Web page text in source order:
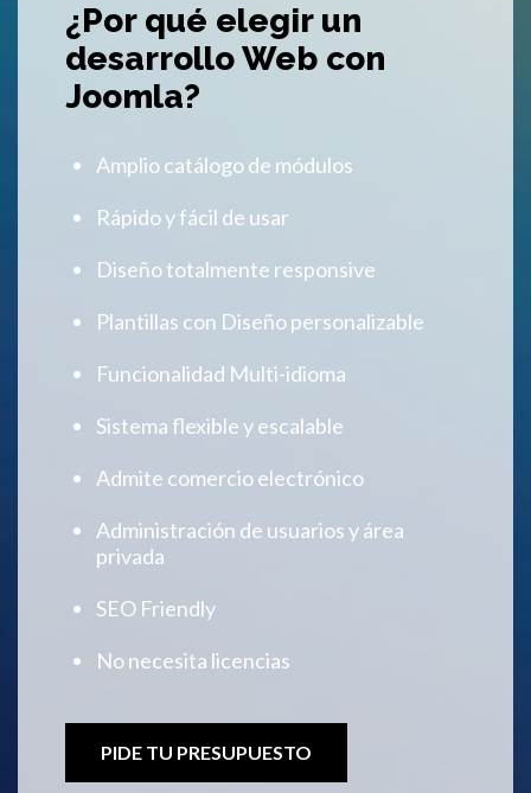
¿Por qué elegir un
desarrollo Web con
Joomla?
Amplio catálogo de módulos
Rápido y fácil de usar
Diseño totalmente responsive
Plantillas con Diseño personalizable
Funcionalidad Multi-idioma
Sistema flexible y escalable
Admite comercio electrónico
Administración de usuarios y área
privada
SEO Friendly
No necesita licencias
PIDE TU PRESUPUESTO